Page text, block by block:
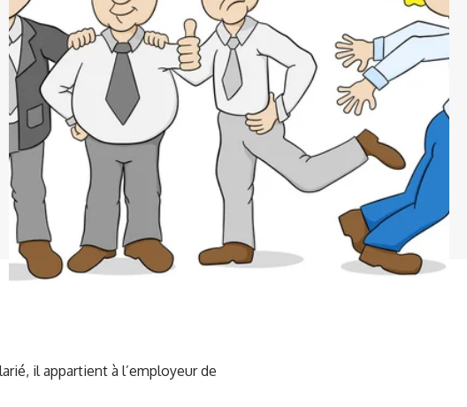
il appartient à l’employeur de